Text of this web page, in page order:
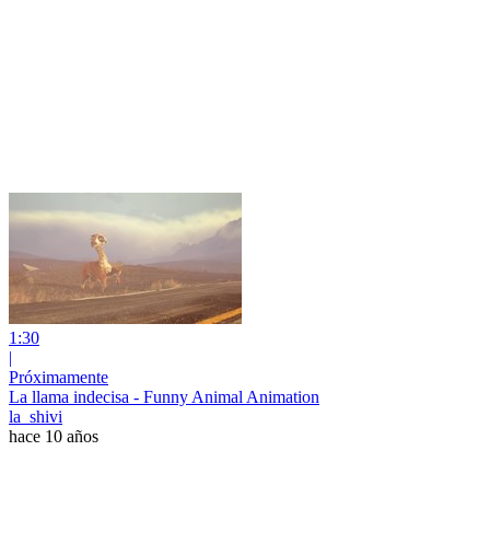
1:30
|
Próximamente
La llama indecisa - Funny Animal Animation
la_shivi
hace 10 años